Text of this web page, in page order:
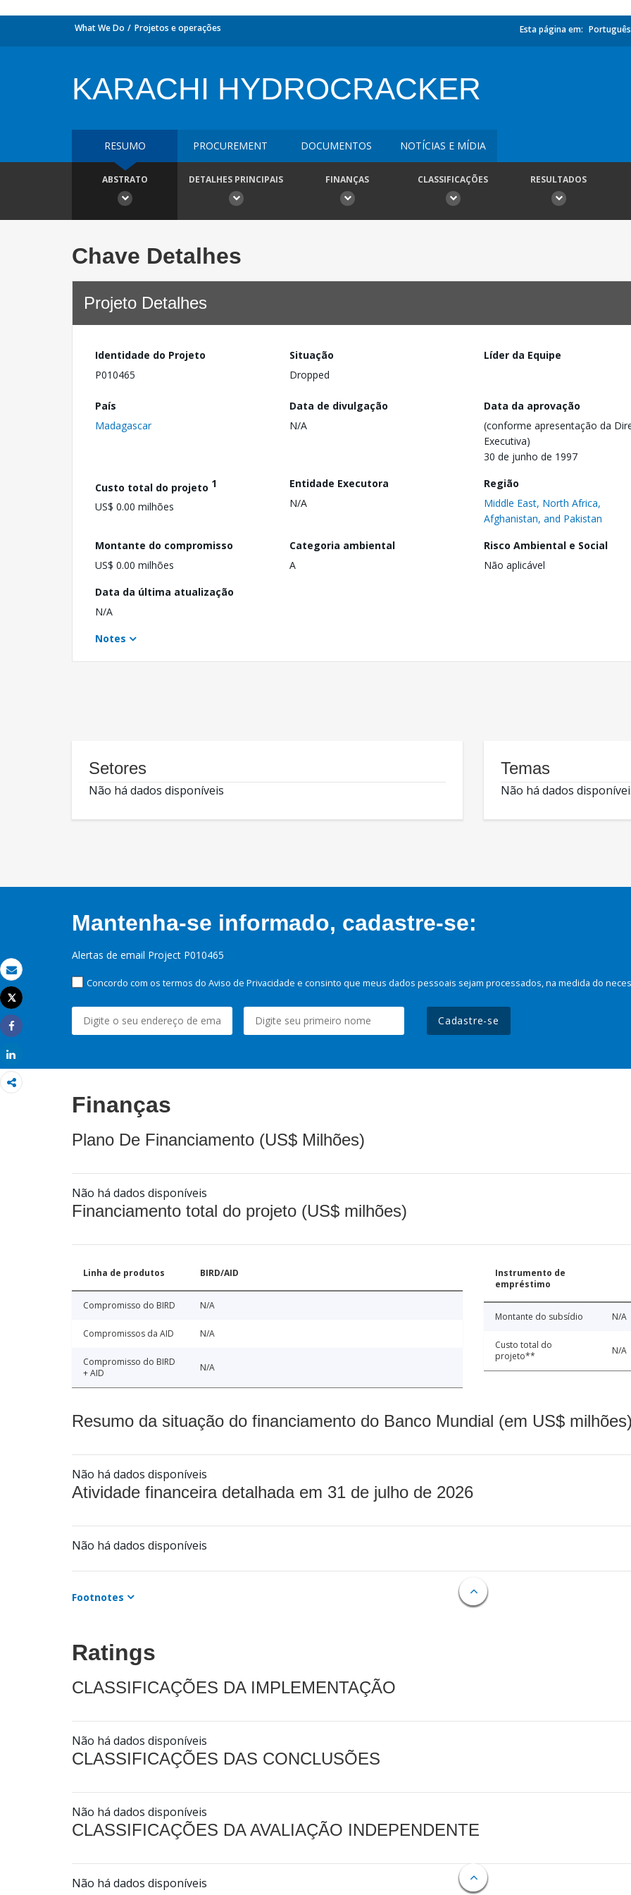
Email
Imprimir
Tweet
Share
What We Do Projetos e operações Esta página em: Português
KARACHI HYDROCRACKER
RESUMO PROCUREMENT DOCUMENTOS NOTÍCIAS E MÍDIA
ABSTRATO DETALHES PRINCIPAIS FINANÇAS CLASSIFICAÇÕES RESULTADOS
Chave Detalhes
Projeto Detalhes
Identidade do Projeto
P010465
Situação
Dropped
Líder da Equipe
País
Madagascar
Data de divulgação
N/A
Data da aprovação
(conforme apresentação da
Executiva)
30 de junho de 1997
Custo total do projeto 1
US$ 0.00 milhões
Entidade Executora
N/A
Região
Middle East, North Africa,
Afghanistan, and Pakistan
Montante do compromisso
US$ 0.00 milhões
Categoria ambiental
A
Risco Ambiental e Social
Não aplicável
Data da última atualização
N/A
Notes
Setores
Não há dados disponíveis
Temas
Não há dados
Mantenha-se informado, cadastre-se:
Alertas de email Project P010465
Concordo com os termos do Aviso de Privacidade e consinto que meus dados pessoais sejam processados, na medida do
Cadastre-se
Finanças
Plano De Financiamento (US$ Milhões)
Não há dados disponíveis
Financiamento total do projeto (US$ milhões)
Linha de produtos BIRD/AID
Compromisso do BIRD N/A
Compromissos da AID N/A
Compromisso do BIRD
+ AID
N/A
Instrumento de
empréstimo
Montante do subsídio N/A
Custo total do
projeto**
N/A
Resumo da situação do financiamento do Banco Mundial (em US$
Não há dados disponíveis
Atividade financeira detalhada em 31 de julho de 2026
Não há dados disponíveis
Footnotes
Ratings
CLASSIFICAÇÕES DA IMPLEMENTAÇÃO
Não há dados disponíveis
CLASSIFICAÇÕES DAS CONCLUSÕES
Não há dados disponíveis
CLASSIFICAÇÕES DA AVALIAÇÃO INDEPENDENTE
Não há dados disponíveis